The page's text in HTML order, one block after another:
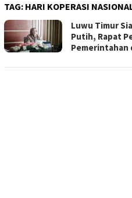
TAG: HARI KOPERASI
Luwu Timur
Putih, Rapat
Pemerintahan